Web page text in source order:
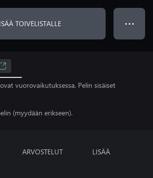
TOIVELISTALLE ● ● ●
vuorovaikutuksessa, Pelin sisäiset
(myydään erikseen).
ARVOSTELUT LISÄÄ